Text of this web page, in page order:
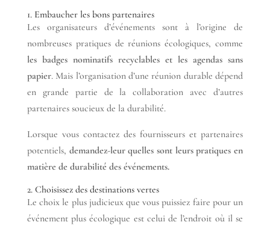
1. Embaucher les bons partenaires
Les organisateurs d’événements sont à l’origine de
nombreuses pratiques de réunions écologiques, comme
les badges nominatifs recyclables et les agendas sans
papier. Mais l’organisation d’une réunion durable dépend
en grande partie de la collaboration avec d’autres
partenaires soucieux de la durabilité.
Lorsque vous contactez des fournisseurs et partenaires
potentiels, demandez-leur quelles sont leurs pratiques en
matière de durabilité des événements.
2. Choisissez des destinations vertes
Le choix le plus judicieux que vous puissiez faire pour un
événement plus écologique est celui de l’endroit où il se